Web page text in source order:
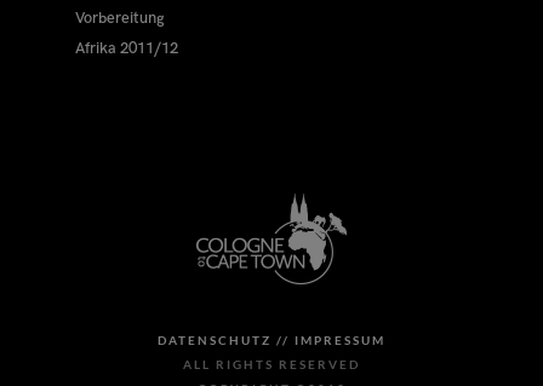
Vorbereitung
Afrika 2011/12
DATENSCHUTZ // IMPRESSUM
ALL RIGHTS RESERVED